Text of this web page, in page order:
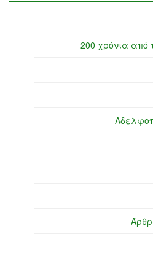
200 χρόνια από